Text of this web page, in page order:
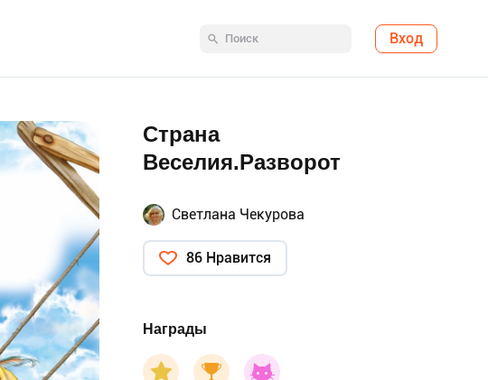
Вход
Страна
Веселия.Разворот
Светлана Чекурова
86 Нравится
Награды